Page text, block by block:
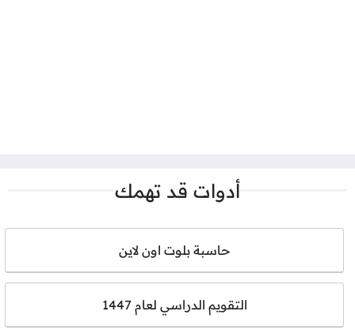
أدوات قد تهمك
حاسبة بلوت اون لاين
التقويم الدراسي لعام 1447